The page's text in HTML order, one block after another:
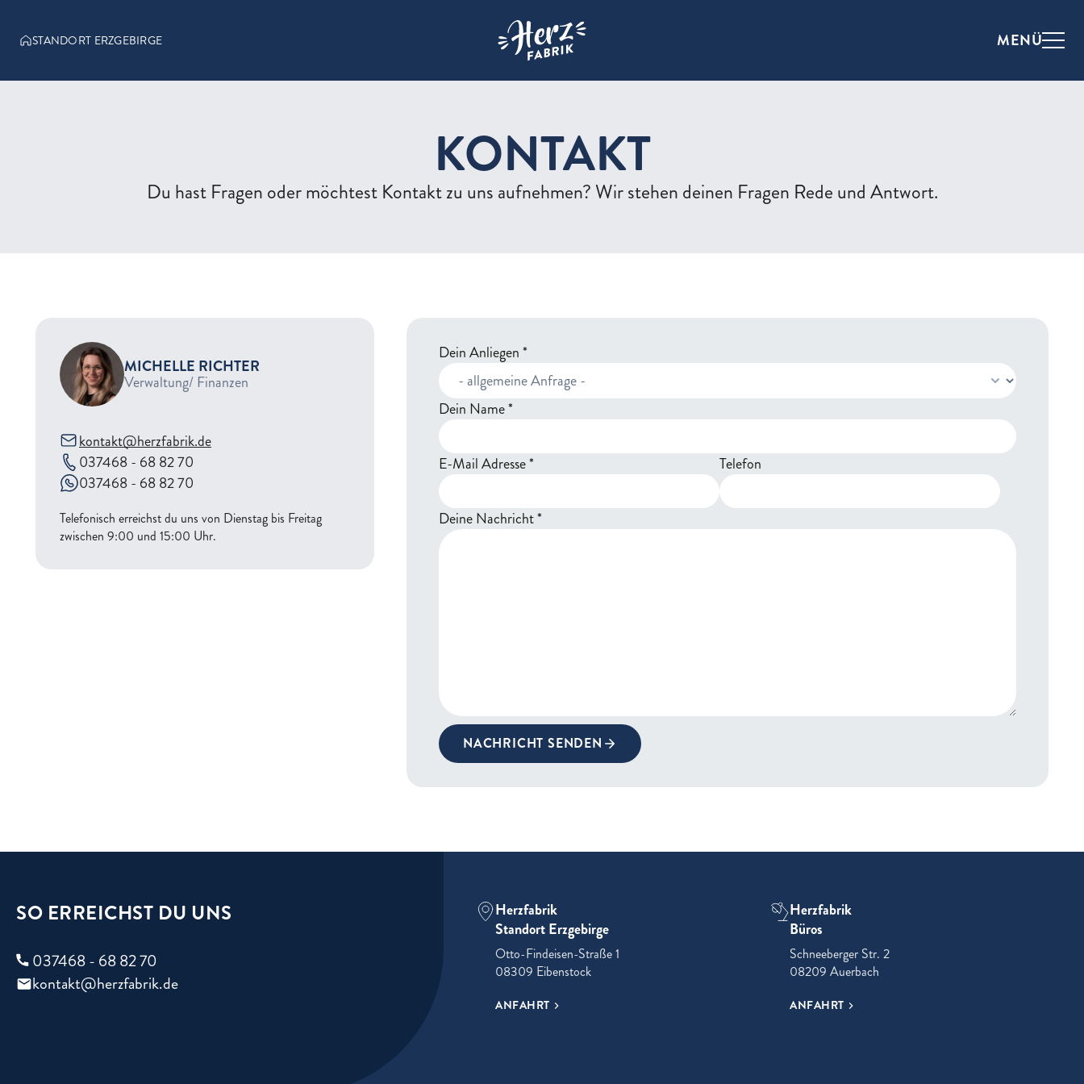
STANDORT ERZGEBIRGE Zur Startseite der Herzfabrik MENÜ
KONTAKT
Du hast Fragen oder möchtest Kontakt zu uns aufnehmen? Wir stehen deinen Fragen Rede und Antwort.
MICHELLE RICHTER
Verwaltung/ Finanzen
kontakt@herzfabrik.de
037468 - 68 82 70
037468 - 68 82 70
Telefonisch erreichst du uns von Dienstag bis Freitag
zwischen 9:00 und 15:00 Uhr.
Dein Anliegen*
Dein Name*
E-Mail Adresse* Telefon
Deine Nachricht*
NACHRICHT SENDEN
SO ERREICHST DU UNS
037468 - 68 82 70
kontakt@herzfabrik.de
Herzfabrik
Standort Erzgebirge
Otto-Findeisen-Straße 1
08309 Eibenstock
ANFAHRT
Herzfabrik
Büros
Schneeberger Str. 2
08209 Auerbach
ANFAHRT